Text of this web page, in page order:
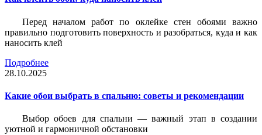
Перед началом работ по оклейке стен обоями важно
правильно подготовить поверхность и разобраться, куда и как
наносить клей
Подробнее
28.10.2025
Какие обои выбрать в спальню: советы и рекомендации
Выбор обоев для спальни — важный этап в создании
уютной и гармоничной обстановки